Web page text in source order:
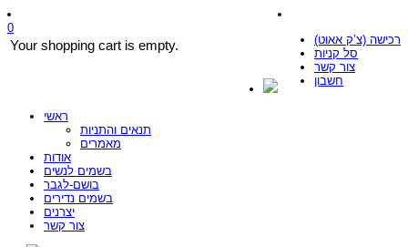
רכישה (צ’ק אאוט)
סל קניות
צור קשר
חשבון
0
Your shopping cart is empty.
ראשי
תנאים והתניות
מאמרים
אודות
בשמים לנשים
בושם-לגבר
בשמים נדירים
יצרנים
צור קשר